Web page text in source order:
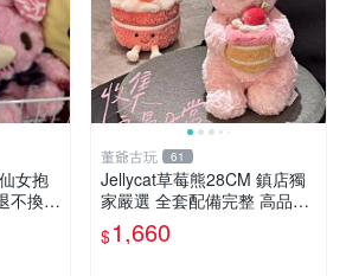
女抱
不換
啵啵
董爺古玩 61
Jellycat草莓熊28CM 鎮店獨
家嚴選 全套配備完整 高品質
收藏好物 紋章 玩具熊 定制熊
$1,660